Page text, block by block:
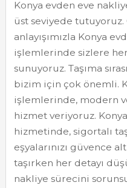
Konya evden eve
üst seviyede tutuyoruz.
anlayışımızla Konya
işlemlerinde sizlere
sunuyoruz. Taşıma
bizim için çok önemli.
işlemlerinde, modern
hizmet veriyoruz.
hizmetinde, sigortalı
eşyalarınızı güvence
taşırken her detayı
nakliye sürecini